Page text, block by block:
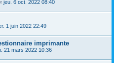
jeu. 6 oct. 2022 08:40
1 juin 2022 22:49
imprimante
21 mars 2022 10:36